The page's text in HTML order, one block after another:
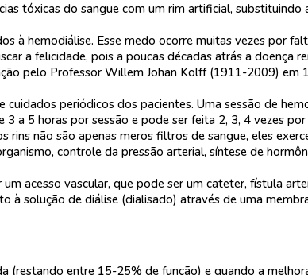
tóxicas do sangue com um rim artificial, substituindo
à hemodiálise. Esse medo ocorre muitas vezes por
a felicidade, pois a poucas décadas atrás a doença
pelo Professor Willem Johan Kolff (1911-2009)
periódicos dos pacientes. Uma sessão de
a 5 horas por sessão e pode ser feita 2, 3, 4 vezes
não são apenas meros filtros de sangue, eles
controle da pressão arterial, síntese de
acesso vascular, que pode ser um cateter, fístula
solução de diálise (dialisado) através de uma
(restando entre 15-25% de função) e quando a